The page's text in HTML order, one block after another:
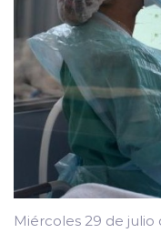
Miércoles 29 de julio